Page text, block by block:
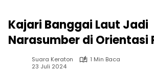
Kajari Banggai Laut Jadi
Narasumber di Orientasi
Suara Keraton
1 Min Baca
23 Juli 2024